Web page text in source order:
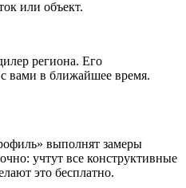
или объект.
региона. Его
с вами в ближайшее время.
выполнят замеры
учтут все конструктивные
это бесплатно.